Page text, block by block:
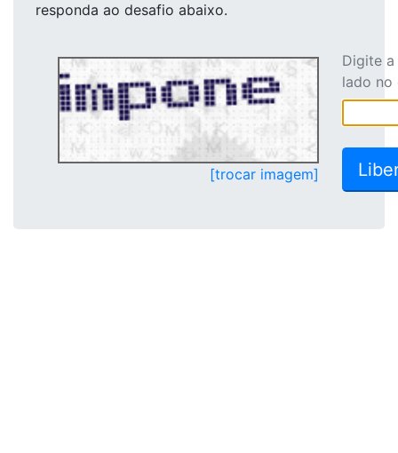
responda ao desafio abaixo.
[trocar imagem]
Digite
lado no